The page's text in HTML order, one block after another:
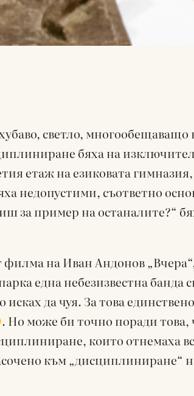
светло,
бяха на
етаж на езиковата
недопустими, съответно
за пример на останалите?“
филма на Иван Андонов
една небезизвестна банда
да чуя. За това
. Но може би точно поради това,
които отнемаха
към „дисциплиниране“